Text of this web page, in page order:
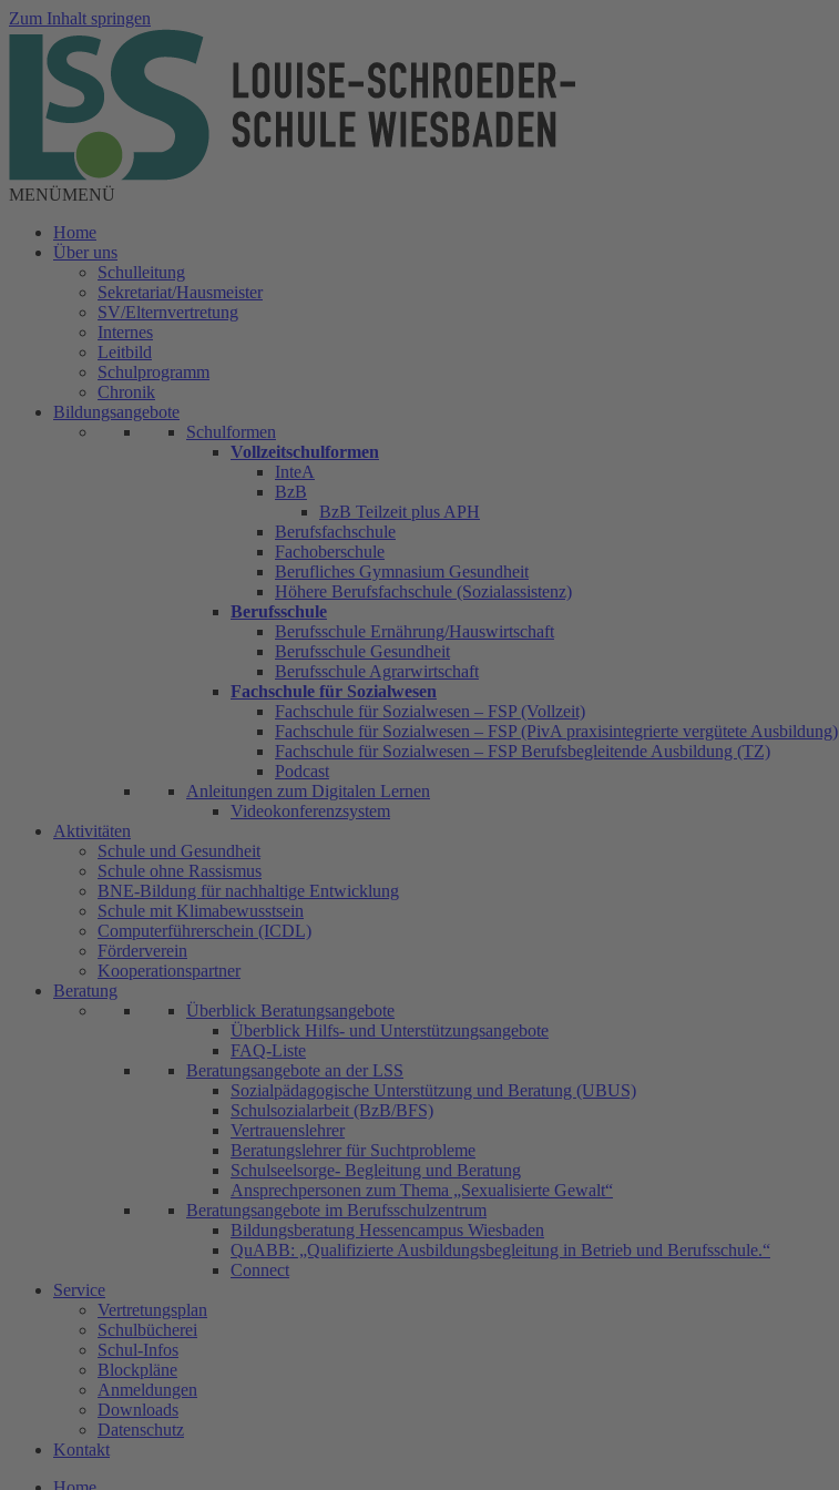
Zum Inhalt springen
MENÜMENÜ
Home
Über uns
Schulleitung
Sekretariat/Hausmeister
SV/Elternvertretung
Internes
Leitbild
Schulprogramm
Chronik
Bildungsangebote
Schulformen
Vollzeitschulformen
InteA
BzB
BzB Teilzeit plus APH
Berufsfachschule
Fachoberschule
Berufliches Gymnasium Gesundheit
Höhere Berufsfachschule (Sozialassistenz)
Berufsschule
Berufsschule Ernährung/Hauswirtschaft
Berufsschule Gesundheit
Berufsschule Agrarwirtschaft
Fachschule für Sozialwesen
Fachschule für Sozialwesen – FSP (Vollzeit)
Fachschule für Sozialwesen – FSP (PivA praxisintegrierte vergütete Ausbildung)
Fachschule für Sozialwesen – FSP Berufsbegleitende Ausbildung (TZ)
Podcast
Anleitungen zum Digitalen Lernen
Videokonferenzsystem
Aktivitäten
Schule und Gesundheit
Schule ohne Rassismus
BNE-Bildung für nachhaltige Entwicklung
Schule mit Klimabewusstsein
Computerführerschein (ICDL)
Förderverein
Kooperationspartner
Beratung
Überblick Beratungsangebote
Überblick Hilfs- und Unterstützungsangebote
FAQ-Liste
Beratungsangebote an der LSS
Sozialpädagogische Unterstützung und Beratung (UBUS)
Schulsozialarbeit (BzB/BFS)
Vertrauenslehrer
Beratungslehrer für Suchtprobleme
Schulseelsorge- Begleitung und Beratung
Ansprechpersonen zum Thema „Sexualisierte Gewalt“
Beratungsangebote im Berufsschulzentrum
Bildungsberatung Hessencampus Wiesbaden
QuABB: „Qualifizierte Ausbildungsbegleitung in Betrieb und Berufsschule.“
Connect
Service
Vertretungsplan
Schulbücherei
Schul-Infos
Blockpläne
Anmeldungen
Downloads
Datenschutz
Kontakt